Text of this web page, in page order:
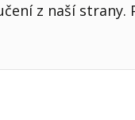
z naší strany.